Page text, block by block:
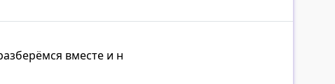
вместе и найдё